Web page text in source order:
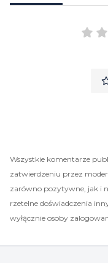
Wszystkie komentarze
zatwierdzeniu przez
zarówno pozytywne, jak i
rzetelne doświadczenia
wyłącznie osoby